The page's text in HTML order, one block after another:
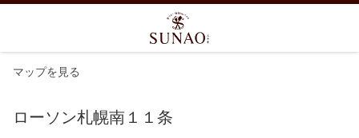
マップを見る
ローソン札幌南１１条